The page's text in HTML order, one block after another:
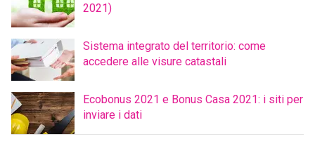
2021)
Sistema integrato del territorio: come
accedere alle visure catastali
Ecobonus 2021 e Bonus Casa 2021: i siti per
inviare i dati